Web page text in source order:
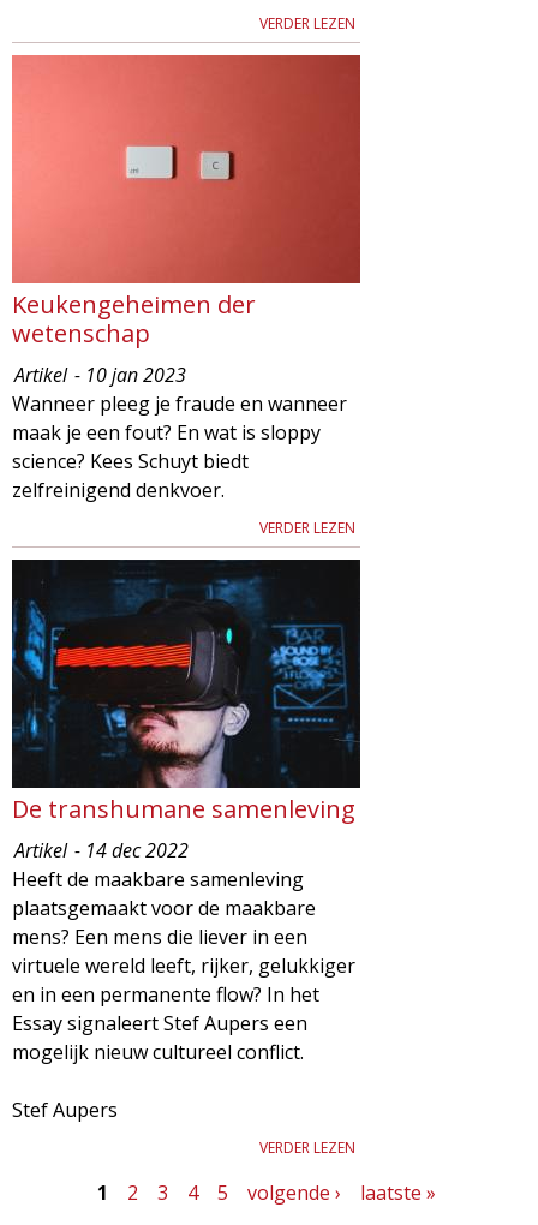
VERDER LEZEN
Keukengeheimen der
wetenschap
Artikel - 10 jan 2023
Wanneer pleeg je fraude en wanneer
maak je een fout? En wat is sloppy
science? Kees Schuyt biedt
zelfreinigend denkvoer.
VERDER LEZEN
De transhumane samenleving
Artikel - 14 dec 2022
Heeft de maakbare samenleving
plaatsgemaakt voor de maakbare
mens? Een mens die liever in een
virtuele wereld leeft, rijker, gelukkiger
en in een permanente flow? In het
Essay signaleert Stef Aupers een
mogelijk nieuw cultureel conflict.
Stef Aupers
VERDER LEZEN
1 2 3 4 5 volgende › laatste »